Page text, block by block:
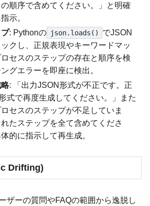
順序で含めてください。」と明確
示。
: Pythonの json.loads()
でJSON
クし、正規表現やキーワードマッ
セスのステップの存在と順序を検
グエラーを即座に検出。
略: 「出力JSON形式が不正です。正
式で再度生成してください。」また
セスのステップが不足していま
たステップを全て含めてくださ
的に指示して再生成。
Drifting)
ザーの質問やFAQの範囲から逸脱し